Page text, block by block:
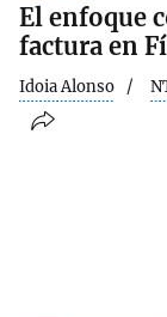
El enfoque
factura en
Idoia Alonso